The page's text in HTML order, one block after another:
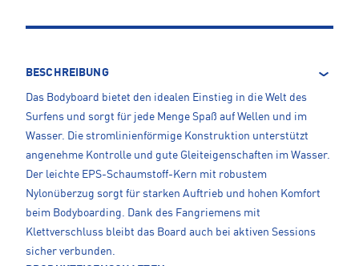
BESCHREIBUNG
Das Bodyboard bietet den idealen Einstieg in die Welt des
Surfens und sorgt für jede Menge Spaß auf Wellen und im
Wasser. Die stromlinienförmige Konstruktion unterstützt
angenehme Kontrolle und gute Gleiteigenschaften im Wasser.
Der leichte EPS-Schaumstoff-Kern mit robustem
Nylonüberzug sorgt für starken Auftrieb und hohen Komfort
beim Bodyboarding. Dank des Fangriemens mit
Klettverschluss bleibt das Board auch bei aktiven Sessions
sicher verbunden.